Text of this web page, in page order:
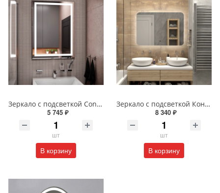
Зеркало с подсветкой Continent Пронто Люкс 60 х 80 см ЗЛП154
5 745 ₽
шт
В корзину
Зеркало с подсветкой Континент Burzhe Led 100х70 с бесконтактным сенсором ЗЛП398
8 340 ₽
шт
В корзину